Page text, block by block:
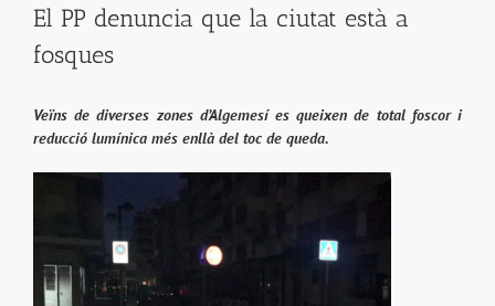
El PP denuncia que la ciutat està a
fosques
Veïns de diverses zones d’Algemesí es queixen de total foscor i
reducció lumínica més enllà del toc de queda.